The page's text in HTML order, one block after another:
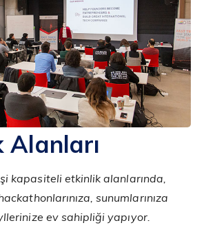
Alanları
kapasiteli etkinlik alanlarında,
sunumlarınıza
ev sahipliği yapıyor.